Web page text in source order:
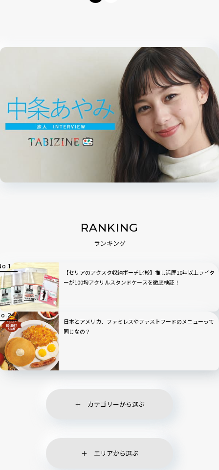
RANKING
ランキング
【セリアのアクスタ収納ポーチ比較】推し活歴10年以上ライタ
ーが100均アクリルスタンドケースを徹底検証！
日本とアメリカ、ファミレスやファストフードのメニューって
同じなの？
カテゴリーから選ぶ
エリアから選ぶ